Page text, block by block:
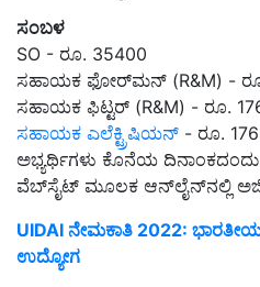
ಸಂಬಳ
SO - ರೂ. 35400
ಸಹಾಯಕ ಫೋರ್‌ಮನ್ (R&M) -
ಸಹಾಯಕ ಫಿಟ್ಟರ್ (R&M) - ರೂ.
ಸಹಾಯಕ ಎಲೆಕ್ಟ್ರಿಷಿಯನ್ - ರೂ.
ಅಭ್ಯರ್ಥಿಗಳು ಕೊನೆಯ
ವೆಬ್‌ಸೈಟ್ ಮೂಲಕ ಆನ್‌ಲೈನ್‌ನಲ್ಲಿ
UIDAI ನೇಮಕಾತಿ 2022: ಭಾರತೀಯ
ಉದ್ಯೋಗ